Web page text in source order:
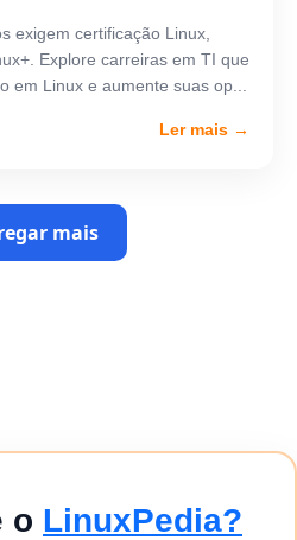
exigem certificação Linux,
Explore carreiras em TI que
em Linux e aumente suas op...
Ler mais →
mais
o LinuxPedia?